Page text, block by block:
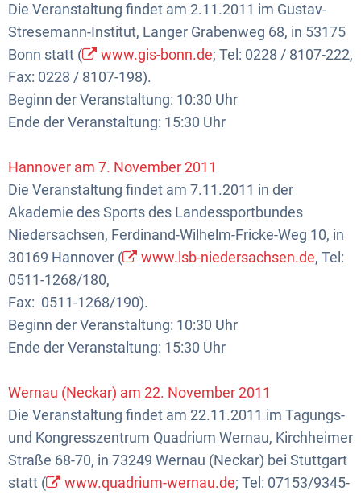
Die Veranstaltung findet am 2.11.2011 im Gustav-
Stresemann-Institut, Langer Grabenweg 68, in 53175
Bonn statt (
www.gis-bonn.de; Tel: 0228 / 8107-222,
Fax: 0228 / 8107-198).
Beginn der Veranstaltung: 10:30 Uhr
Ende der Veranstaltung: 15:30 Uhr
Hannover am 7. November 2011
Die Veranstaltung findet am 7.11.2011 in der
Akademie des Sports des Landessportbundes
Niedersachsen, Ferdinand-Wilhelm-Fricke-Weg 10, in
30169 Hannover (
www.lsb-niedersachsen.de, Tel:
0511-1268/180,
Fax: 0511-1268/190).
Beginn der Veranstaltung: 10:30 Uhr
Ende der Veranstaltung: 15:30 Uhr
Wernau (Neckar) am 22. November 2011
Die Veranstaltung findet am 22.11.2011 im Tagungs-
und Kongresszentrum Quadrium Wernau, Kirchheimer
Straße 68-70, in 73249 Wernau (Neckar) bei Stuttgart
statt (
www.quadrium-wernau.de; Tel: 07153/9345-